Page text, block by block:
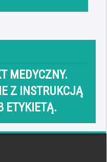
MEDYCZNY.
Z INSTRUKCJĄ
ETYKIETĄ.